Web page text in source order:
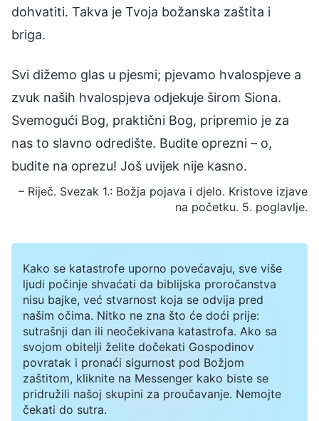
dohvatiti. Takva je Tvoja božanska zaštita i
briga.
Svi dižemo glas u pjesmi; pjevamo hvalospjeve a
zvuk naših hvalospjeva odjekuje širom Siona.
Svemogući Bog, praktični Bog, pripremio je za
nas to slavno odredište. Budite oprezni – o,
budite na oprezu! Još uvijek nije kasno.
– Riječ. Svezak 1.: Božja pojava i djelo. Kristove izjave
na početku. 5. poglavlje.
Kako se katastrofe uporno povećavaju, sve više
ljudi počinje shvaćati da biblijska proročanstva
nisu bajke, već stvarnost koja se odvija pred
našim očima. Nitko ne zna što će doći prije:
sutrašnji dan ili neočekivana katastrofa. Ako sa
svojom obitelji želite dočekati Gospodinov
povratak i pronaći sigurnost pod Božjom
zaštitom, kliknite na Messenger kako biste se
pridružili našoj skupini za proučavanje. Nemojte
čekati do sutra.